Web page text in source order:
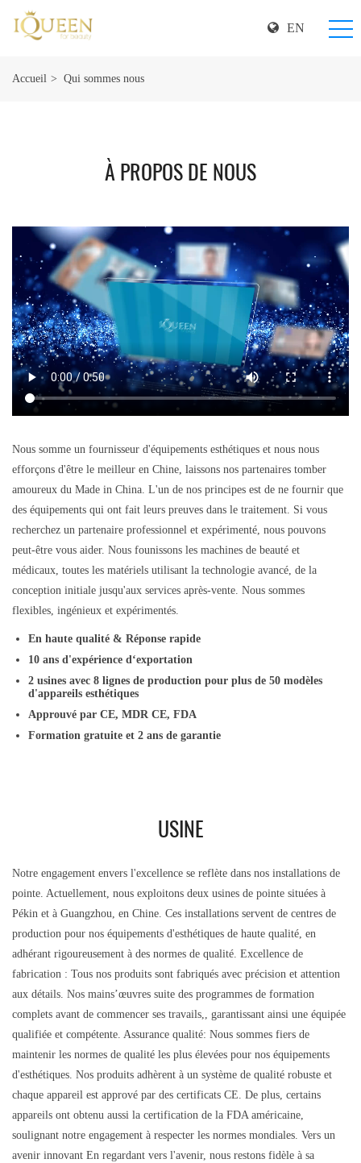
EN
Accueil Qui sommes nous
À PROPOS DE NOUS
Nous somme un fournisseur d'équipements esthétiques et nous nous
efforçons d'être le meilleur en Chine, laissons nos partenaires tomber
amoureux du Made in China. L'un de nos principes est de ne fournir que
des équipements qui ont fait leurs preuves dans le traitement. Si vous
recherchez un partenaire professionnel et expérimenté, nous pouvons
peut-être vous aider. Nous founissons les machines de beauté et
médicaux, toutes les matériels utilisant la technologie avancé, de la
conception initiale jusqu'aux services après-vente. Nous sommes
flexibles, ingénieux et expérimentés.
En haute qualité & Réponse rapide
10 ans d'expérience d‘exportation
2 usines avec 8 lignes de production pour plus de 50 modèles
d'appareils esthétiques
Approuvé par CE, MDR CE, FDA
Formation gratuite et 2 ans de garantie
USINE
Notre engagement envers l'excellence se reflète dans nos installations de
pointe. Actuellement, nous exploitons deux usines de pointe situées à
Pékin et à Guangzhou, en Chine. Ces installations servent de centres de
production pour nos équipements d'esthétiques de haute qualité, en
adhérant rigoureusement à des normes de qualité. Excellence de
fabrication : Tous nos produits sont fabriqués avec précision et attention
aux détails. Nos mains’œuvres suite des programmes de formation
complets avant de commencer ses travails,, garantissant ainsi une équipée
qualifiée et compétente. Assurance qualité: Nous sommes fiers de
maintenir les normes de qualité les plus élevées pour nos équipements
d'esthétiques. Nos produits adhèrent à un système de qualité robuste et
chaque appareil est apprové par des certificats CE. De plus, certains
appareils ont obtenu aussi la certification de la FDA américaine,
soulignant notre engagement à respecter les normes mondiales. Vers un
avenir innovant En regardant vers l'avenir, nous restons fidèle à sa